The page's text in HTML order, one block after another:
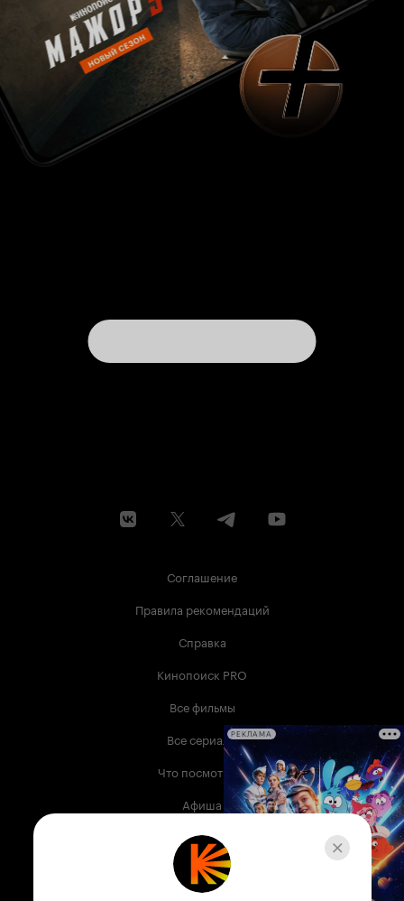
Соглашение
Правила рекомендаций
Справка
Кинопоиск PRO
Все фильмы
Все сериалы
Что посмотреть
Афиша
Музыка
Телепрограмма
РЕКЛАМА